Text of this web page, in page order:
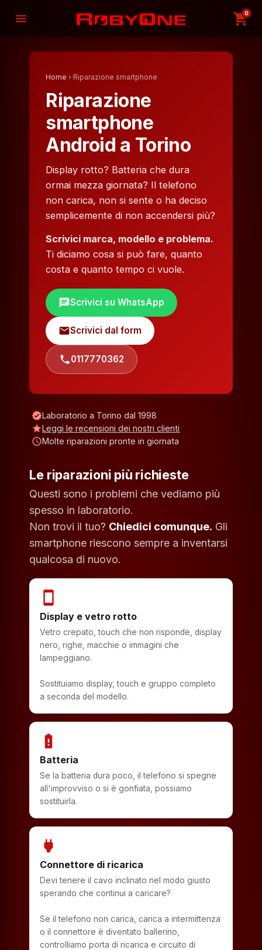
menu shopping_cart
0
Home › Riparazione smartphone
Riparazione
smartphone
Android a Torino
Display rotto? Batteria che dura
ormai mezza giornata? Il telefono
non carica, non si sente o ha deciso
semplicemente di non accendersi più?
Scrivici marca, modello e problema.
Ti diciamo cosa si può fare, quanto
costa e quanto tempo ci vuole.
chatScrivici su WhatsApp
mailScrivici dal form
phone0117770362
verifiedLaboratorio a Torino dal 1998
starLeggi le recensioni dei nostri clienti
scheduleMolte riparazioni pronte in giornata
Le riparazioni più richieste
Questi sono i problemi che vediamo più
spesso in laboratorio.
Non trovi il tuo? Chiedici comunque. Gli
smartphone riescono sempre a inventarsi
qualcosa di nuovo.
smartphone
Display e vetro rotto
Vetro crepato, touch che non risponde, display
nero, righe, macchie o immagini che
lampeggiano.
Sostituiamo display, touch e gruppo completo
a seconda del modello.
battery_alert
Batteria
Se la batteria dura poco, il telefono si spegne
all'improvviso o si è gonfiata, possiamo
sostituirla.
power
Connettore di ricarica
Devi tenere il cavo inclinato nel modo giusto
sperando che continui a caricare?
Se il telefono non carica, carica a intermittenza
o il connettore è diventato ballerino,
controlliamo porta di ricarica e circuito di